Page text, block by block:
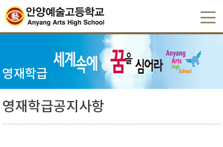
영재학급
영재학급공지사항